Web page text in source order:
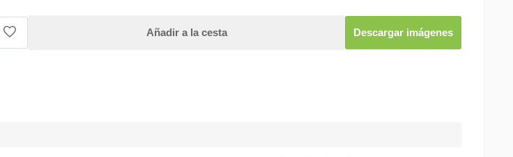
Añadir a la cesta Descargar imágenes